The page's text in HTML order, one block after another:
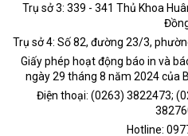
Trụ sở 3: 339 - 341 Thủ Khoa
Trụ sở 4: Số 82, đường 23/3,
Giấy phép hoạt động báo in và
ngày 29 tháng 8 năm 2024 của
Điện thoại: (0263) 3822473;
Hotline: